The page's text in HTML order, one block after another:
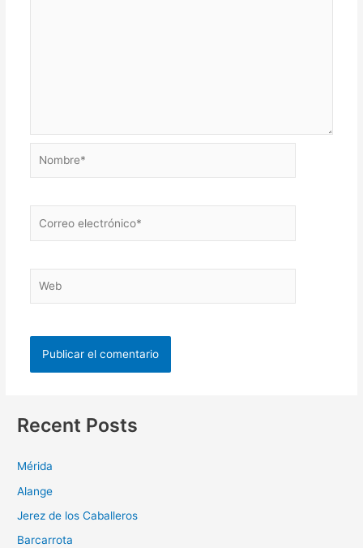
Recent Posts
Mérida
Alange
Jerez de los Caballeros
Barcarrota